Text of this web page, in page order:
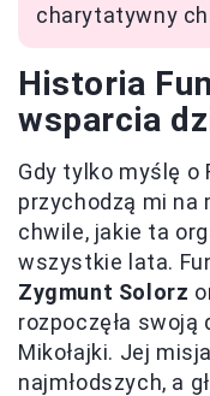
charytatywny
Historia
wsparcia
Gdy tylko myślę
przychodzą mi
chwile, jakie ta
wszystkie lata.
Zygmunt Solorz
rozpoczęła swoją
Mikołajki. Jej
najmłodszych, a